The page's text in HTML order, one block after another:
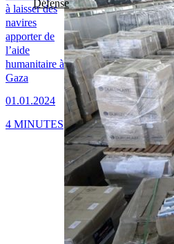
Défense
à laisser des
navires
apporter de
l’aide
humanitaire à
Gaza
01.01.2024
4 MINUTES